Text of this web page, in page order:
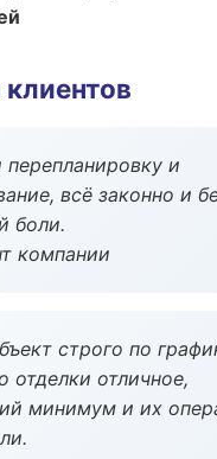
перепланировку и
всё законно и
боли.
компании
строго по
отделки отличное,
минимум и их